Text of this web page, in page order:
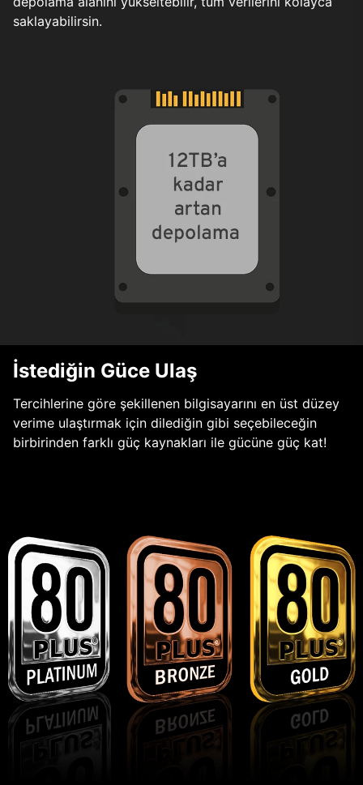
saklayabilirsin.
İstediğin Güce Ulaş
Tercihlerine göre şekillenen bilgisayarını en üst düzey
verime ulaştırmak için dilediğin gibi seçebileceğin
birbirinden farklı güç kaynakları ile gücüne güç kat!